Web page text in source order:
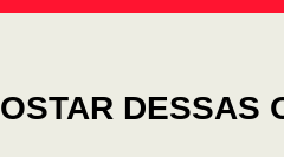
DESSAS